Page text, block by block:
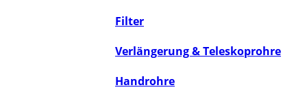
Filter
Verlängerung & Teleskoprohre
Handrohre